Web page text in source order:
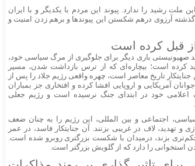
به‌صرفه‌تر است؟
ایرانیان
رشید را ندارد. پیوند این مردم با یکدیگر و با ایران
آرزوی درهم شکستن این پیوندها و برهم زدن امنیت و
قبل کرده است
صهیونیستی باری دیگر برای جلوگیری از مرگ سیاسی خود،
کرده است؛ بیچاره‌ای که از ترس بازداشت شدن، مسیر
تاریخ معاصر است، چهره‌ واقعی رژیم جلاد را پس از
آمریکایی و اروپایی افشا کرده و افتخاری جز بمباران
اعلامی خود در ابتدای جنگ نرسیده است و رژیم جعلی
اجتماعی و بین المللی، این رژیم را به چنان ضعف
تهدید، لاف در غریبی بزنند. آن جنایتکار فاسد، در عمر
بزند، درمیدان با شکست بزرگتری روبرو شده است.
استخوانی را دارد که از گلویش بزرگتر است.